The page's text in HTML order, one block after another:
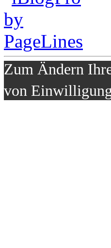
Zum Ändern
von